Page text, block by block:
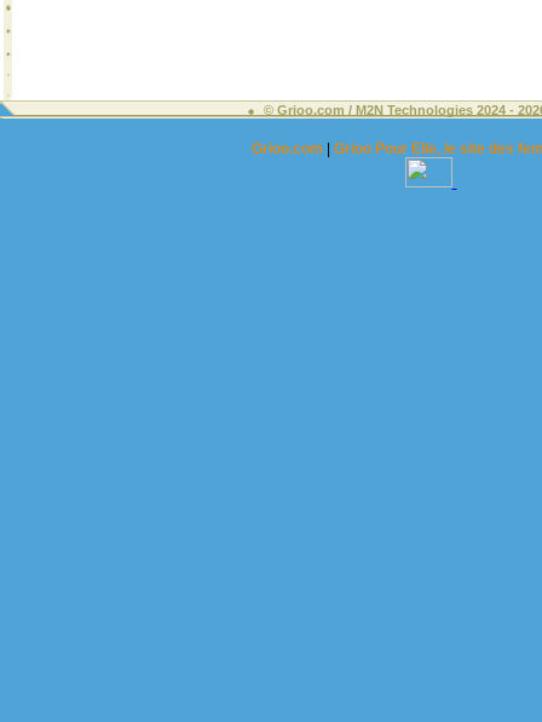
© Grioo.com / M2N Technologies 2024 -
Grioo.com |Grioo Pour Elle, le site des